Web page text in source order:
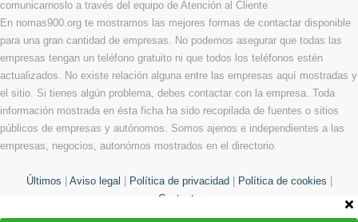
comunicarnoslo a través del equipo de Atención al Cliente
En nomas900.org te mostramos las mejores formas de contactar disponible
para una gran cantidad de empresas. No podemos asegurar que todas las
empresas tengan un teléfono gratuito ni que todos los teléfonos estén
actualizados. No existe relación alguna entre las empresas aquí mostradas y
el sitio. Si tienes algún problema, debes contactar con la empresa. Toda
información mostrada en ésta ficha ha sido recopilada de fuentes o sitios
públicos de empresas y autónomos. Somos ajenos e independientes a las
empresas, negocios, autonómos mostrados en el directorio.
Últimos Aviso legal Política de privacidad Política de cookies
Contacto